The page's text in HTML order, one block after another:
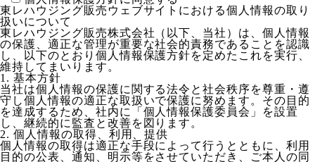
東レハウジング販売ウェブサイトにおける個人情報の取り
扱いについて
東レハウジング販売株式会社（以下、当社）は、個人情報
の保護、適正な管理が重要な社会的責務であることを認識
し、以下のとおり個人情報保護方針を定めたこれを実行、
維持してまいります。
1. 基本方針
当社は個人情報の保護に関する法令と社会秩序を尊重・遵
守し個人情報の適正な取扱いで保護に努めます。その目的
を達成するため、社内に「個人情報保護委員会」を設置
し、継続的に監査と改善を図ります。
2. 個人情報の取得、利用、提供
個人情報の取得は適正な手段によって行うとともに、利用
目的の公表、通知、明示等をさせていただき、ご本人の同